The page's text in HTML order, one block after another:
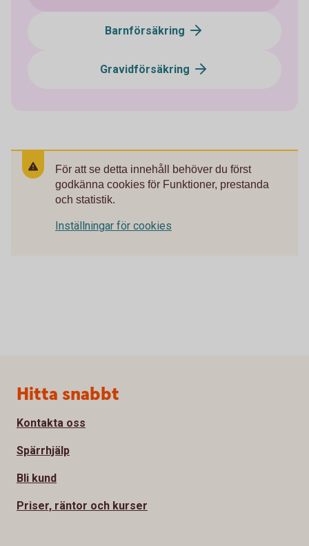
Barnförsäkring
Gravidförsäkring
För att se detta innehåll behöver du först
godkänna cookies för Funktioner, prestanda
och statistik.
Inställningar för cookies
Sidfot
Hitta snabbt
Kontakta oss
Spärrhjälp
Bli kund
Priser, räntor och kurser